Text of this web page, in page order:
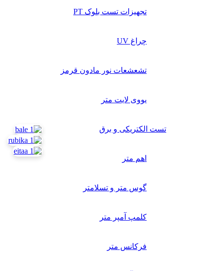
تجهیزات تست بلوک PT
چراغ UV
تشعشعات نور مادون قرمز
یووی لایت متر
تست الکتریکی و برق
اهم متر
گوس متر و تسلامتر
کلمپ آمپر متر
فرکانس متر